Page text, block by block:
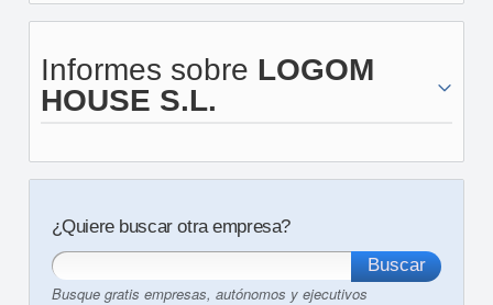
Informes sobre LOGOM
HOUSE S.L.
¿Quiere buscar otra empresa?
Busque gratis empresas, autónomos y ejecutivos